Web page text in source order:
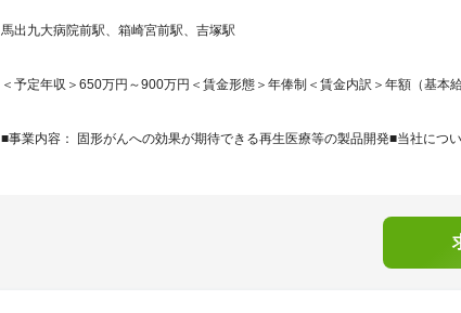
馬出九大病院前駅、箱崎宮前駅、吉塚駅
＜予定年収＞650万円～900万円＜賃金形態＞年俸制＜賃金内訳＞年額（基本
■事業内容： 固形がんへの効果が期待できる再生医療等の製品開発■当社につ